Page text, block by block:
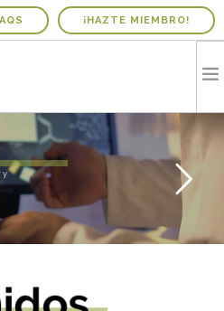
¡HAZTE MIEMBRO!
a España
y